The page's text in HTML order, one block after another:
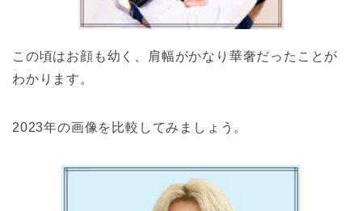
この頃はお顔も幼く、肩幅がかなり華奢だったことが
わかります。
2023年の画像を比較してみましょう。